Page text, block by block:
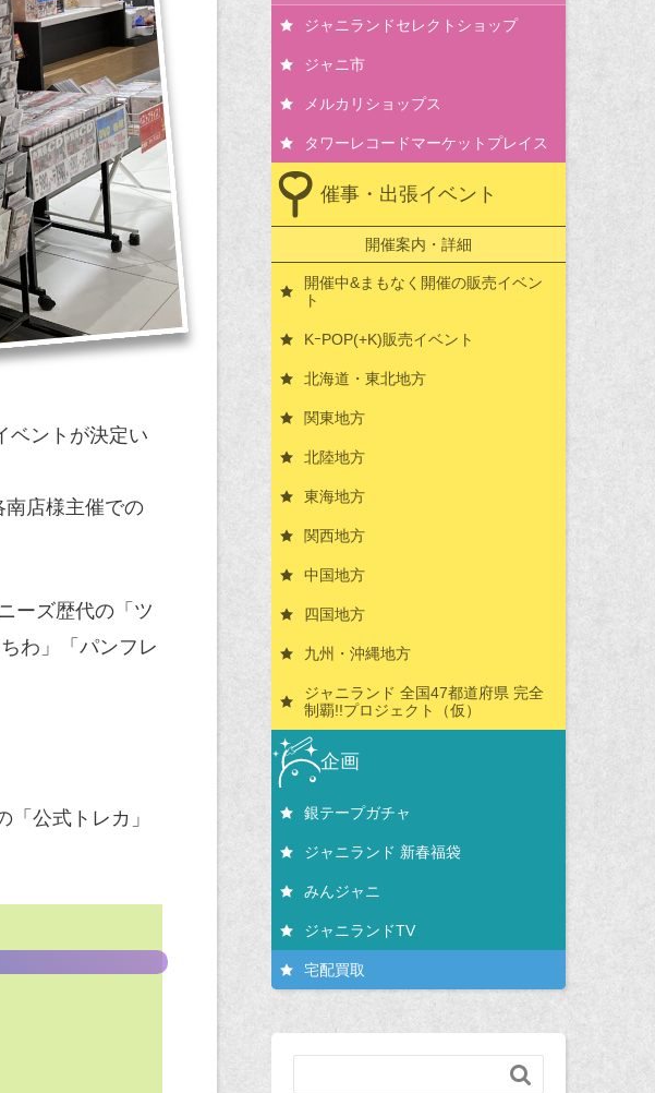
ベントが決定い
南店様主催での
ーズ歴代の「ツ
わ」「パンフレ
「公式トレカ」
ジャニランドセレクトショップ
ジャニ市
メルカリショップス
タワーレコードマーケットプレイス
催事・出張イベント
開催案内・詳細
開催中&まもなく開催の販売イベン
ト
KｰPOP(+K)販売イベント
北海道・東北地方
関東地方
北陸地方
東海地方
関西地方
中国地方
四国地方
九州・沖縄地方
ジャニランド 全国47都道府県 完全
制覇!!プロジェクト（仮）
企画
銀テープガチャ
ジャニランド 新春福袋
みんジャニ
ジャニランドTV
宅配買取
